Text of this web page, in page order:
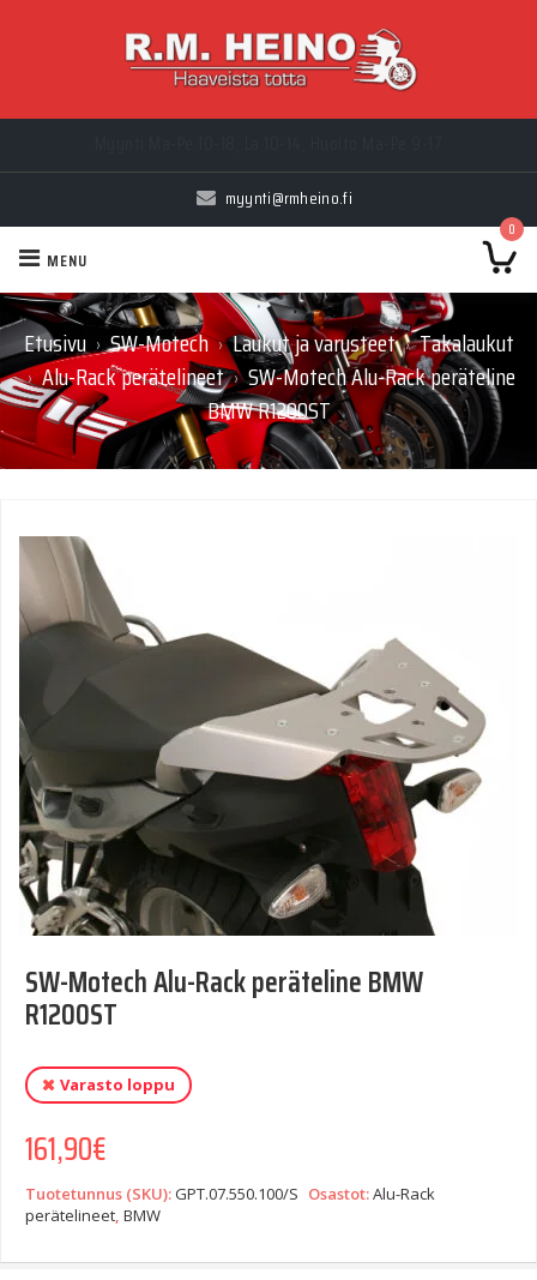
Edustamamme merkit - Ducati, H-D, Suzuki, Polaris, Indian, CFMOTO
myynti@rmheino.fi
0
MENU
Etusivu › SW-Motech › Laukut ja varusteet › Takalaukut
› Alu-Rack perätelineet › SW-Motech Alu-Rack peräteline
BMW R1200ST
SW-Motech Alu-Rack peräteline BMW
R1200ST
Varasto loppu
161,90€
Tuotetunnus (SKU):GPT.07.550.100/S Osastot:Alu-Rack
perätelineet, BMW